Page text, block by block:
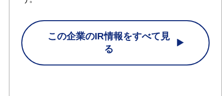
この企業のIR情報をすべて見
る